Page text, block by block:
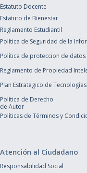
Estatuto Docente
Estatuto de Bienestar
Reglamento Estudiantil
Política de Seguridad de la
Política de proteccion de
Reglamento de Propiedad
Plan Estrategico de
Política de Derecho
de Autor
Políticas de Términos y
Atención al Ciudadano
Responsabilidad Social